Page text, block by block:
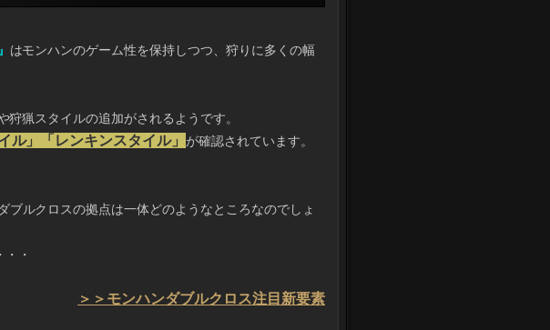
はモンハンのゲーム性を保持しつつ、狩りに多くの幅
猟スタイルの追加がされるようです。
ル」「レンキンスタイル」 が確認されています。
ブルクロスの拠点は一体どのようなところなのでしょ
・・
＞＞モンハンダブルクロス注目新要素